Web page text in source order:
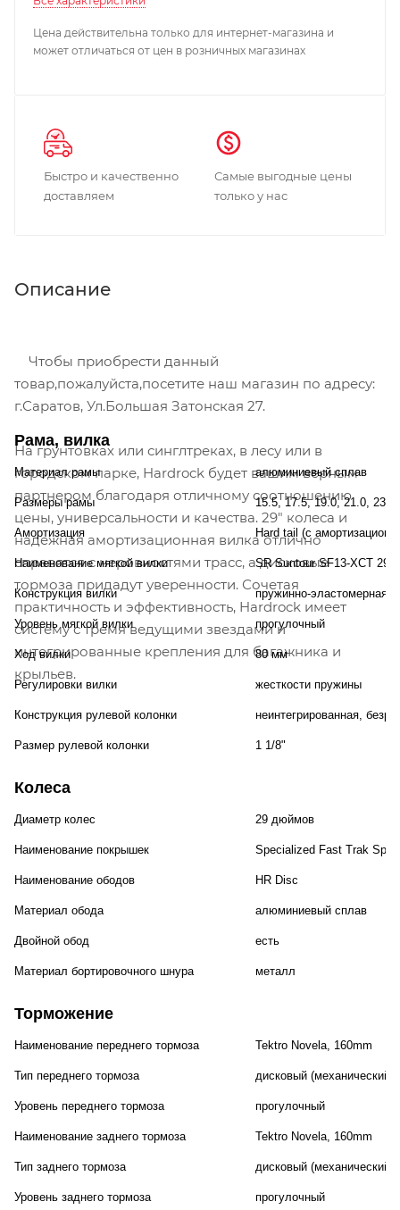
Цена действительна только для интернет-магазина и
может отличаться от цен в розничных магазинах
Быстро и качественно
доставляем
Самые выгодные цены
только у нас
Описание
Чтобы приобрести данный
товар,пожалуйста,посетите наш магазин по адресу:
г.Саратов, Ул.Большая Затонская 27.
На грунтовках или синглтреках, в лесу или в
городском парке, Hardrock будет вашим верным
партнером благодаря отличному соотношению
цены, универсальности и качества. 29" колеса и
надежная амортизационная вилка отлично
справятся с неровностями трасс, а дисковые
тормоза придадут уверенности. Сочетая
практичность и эффективность, Hardrock имеет
систему с тремя ведущими звездами и
интегрированные крепления для багажника и
крыльев.
Рама, вилка
Материал рамы алюминиевый сплав
Размеры рамы 15.5, 17.5, 19.0, 21.0,
Амортизация Hard tail (с
Наименование мягкой вилки SR Suntour SF13-XCT 29
Конструкция вилки пружинно-эластомерная
Уровень мягкой вилки прогулочный
Ход вилки 80 мм
Регулировки вилки жесткости пружины
Конструкция рулевой колонки неинтегрированная,
Размер рулевой колонки 1 1/8"
Колеса
Диаметр колес 29 дюймов
Наименование покрышек Specialized Fast Trak
Наименование ободов HR Disc
Материал обода алюминиевый сплав
Двойной обод есть
Материал бортировочного шнура металл
Торможение
Наименование переднего тормоза Tektro Novela, 160mm
Тип переднего тормоза дисковый (механический)
Уровень переднего тормоза прогулочный
Наименование заднего тормоза Tektro Novela, 160mm
Тип заднего тормоза дисковый (механический)
Уровень заднего тормоза прогулочный